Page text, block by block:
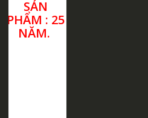
SẢN
PHẨM : 25
NĂM.